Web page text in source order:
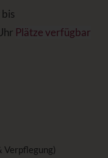
Plätze verfügbar
Verpflegung)